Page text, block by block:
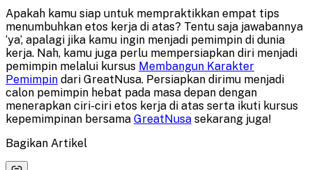
Apakah kamu siap untuk mempraktikkan empat tips
menumbuhkan etos kerja di atas? Tentu saja jawabannya
‘ya’, apalagi jika kamu ingin menjadi pemimpin di dunia
kerja. Nah, kamu juga perlu mempersiapkan diri menjadi
pemimpin melalui kursus Membangun Karakter
Pemimpin dari GreatNusa. Persiapkan dirimu menjadi
calon pemimpin hebat pada masa depan dengan
menerapkan ciri-ciri etos kerja di atas serta ikuti kursus
kepemimpinan bersama GreatNusa sekarang juga!
Bagikan Artikel